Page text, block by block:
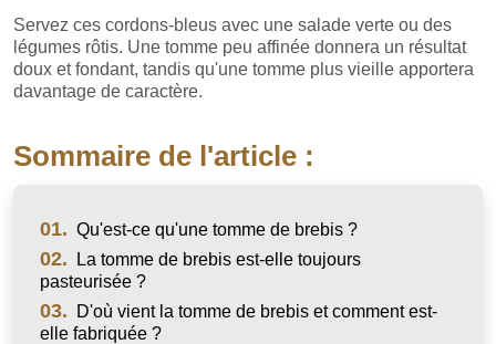
Servez ces cordons-bleus avec une salade verte ou des
légumes rôtis. Une tomme peu affinée donnera un résultat
doux et fondant, tandis qu'une tomme plus vieille apportera
davantage de caractère.
Sommaire de l'article :
01. Qu'est-ce qu'une tomme de brebis ?
02.
La tomme de brebis est-elle toujours
pasteurisée ?
03.
D'où vient la tomme de brebis et comment est-
elle fabriquée ?